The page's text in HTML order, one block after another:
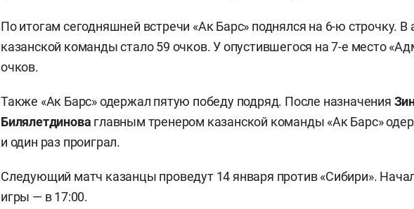
По итогам сегодняшней встречи «Ак Барс» поднялся на 6-ю строчку. В
казанской команды стало 59 очков. У опустившегося на 7-е место
очков.
Также «Ак Барс» одержал пятую победу подряд. После назначения
Билялетдинова главным тренером казанской команды «Ак Барс»
и один раз проиграл.
Следующий матч казанцы проведут 14 января против «Сибири».
игры — в 17:00.